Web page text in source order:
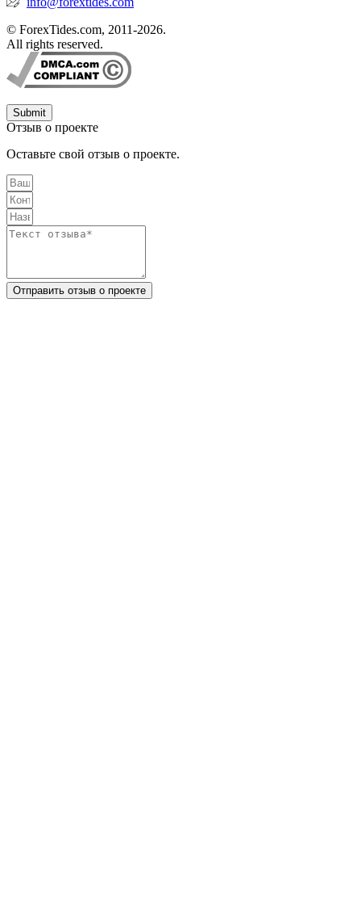
© ForexTides.com, 2011-2026.
All rights reserved.
Submit
Отзыв о проекте
Оставьте свой отзыв о проекте.
Отправить отзыв о проекте